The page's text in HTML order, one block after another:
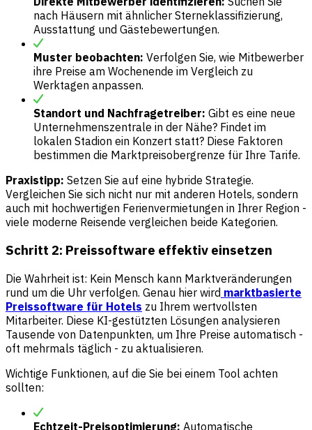
nach Häusern mit ähnlicher Sterneklassifizierung,
Ausstattung und Gästebewertungen.
Muster beobachten: Verfolgen Sie, wie Mitbewerber
ihre Preise am Wochenende im Vergleich zu
Werktagen anpassen.
Standort und Nachfragetreiber: Gibt es eine neue
Unternehmenszentrale in der Nähe? Findet im
lokalen Stadion ein Konzert statt? Diese Faktoren
bestimmen die Marktpreisobergrenze für Ihre Tarife.
Praxistipp: Setzen Sie auf eine hybride Strategie.
Vergleichen Sie sich nicht nur mit anderen Hotels, sondern
auch mit hochwertigen Ferienvermietungen in Ihrer Region -
viele moderne Reisende vergleichen beide Kategorien.
Schritt 2: Preissoftware effektiv einsetzen
Die Wahrheit ist: Kein Mensch kann Marktveränderungen
rund um die Uhr verfolgen. Genau hier wird marktbasierte
Preissoftware für Hotels zu Ihrem wertvollsten
Mitarbeiter. Diese KI-gestützten Lösungen analysieren
Tausende von Datenpunkten, um Ihre Preise automatisch -
oft mehrmals täglich - zu aktualisieren.
Wichtige Funktionen, auf die Sie bei einem Tool achten
sollten:
Echtzeit-Preisoptimierung: Automatische